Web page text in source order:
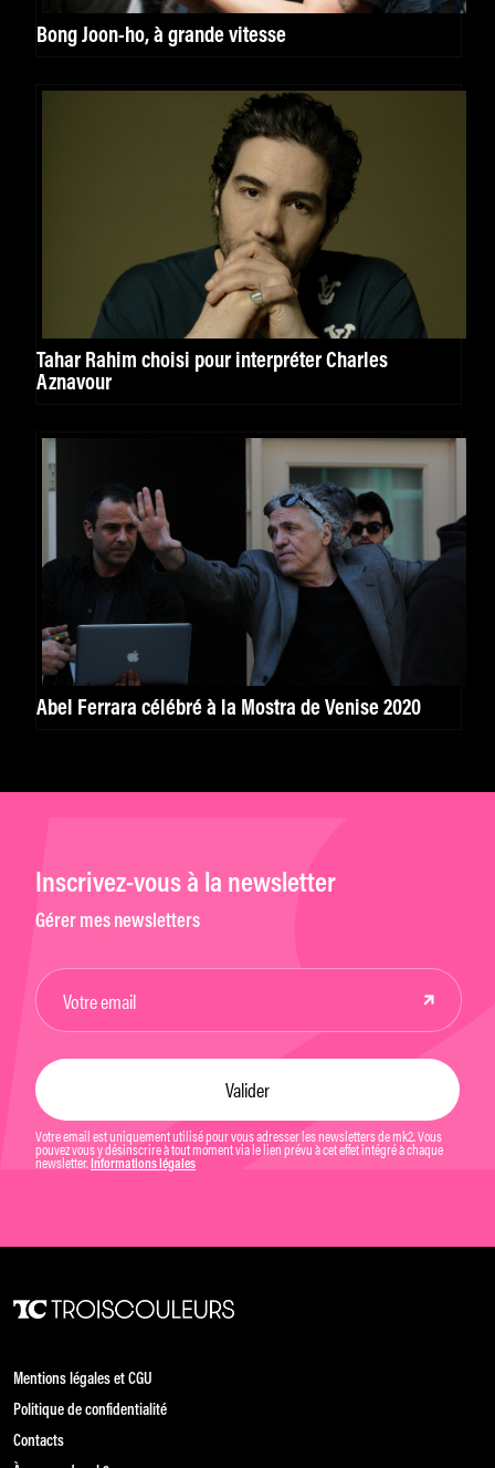
Bong Joon-ho, à grande vitesse
Tahar Rahim choisi pour interpréter Charles
Aznavour
Abel Ferrara célébré à la Mostra de Venise 2020
Inscrivez-vous à la newsletter
Gérer mes newsletters
Votre email est uniquement utilisé pour vous adresser les newsletters de mk2. Vous
pouvez vous y désinscrire à tout moment via le lien prévu à cet effet intégré à chaque
newsletter. Informations légales
Mentions légales et CGU
Politique de confidentialité
Contacts